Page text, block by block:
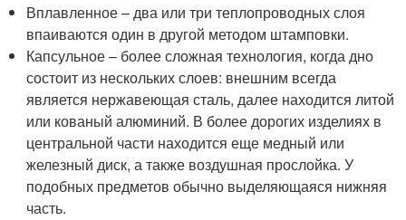
Вплавленное – два или три теплопроводных слоя
впаиваются один в другой методом штамповки.
Капсульное – более сложная технология, когда дно
состоит из нескольких слоев: внешним всегда
является нержавеющая сталь, далее находится литой
или кованый алюминий. В более дорогих изделиях в
центральной части находится еще медный или
железный диск, а также воздушная прослойка. У
подобных предметов обычно выделяющаяся нижняя
часть.